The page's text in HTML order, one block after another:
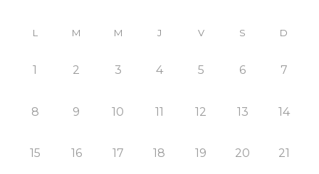
L M M J V S D
1 2 3 4 5 6 7
8 9 10 11 12 13 14
15 16 17 18 19 20 21